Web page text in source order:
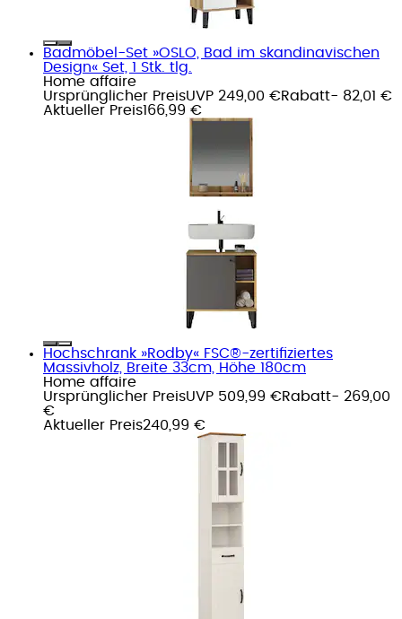
Badmöbel-Set »OSLO, Bad im skandinavischen
Design« Set, 1 Stk. tlg.
Home affaire
Ursprünglicher PreisUVP 249,00 €Rabatt- 82,01 €
Aktueller Preis166,99 €
Hochschrank »Rodby« FSC®-zertifiziertes
Massivholz, Breite 33cm, Höhe 180cm
Home affaire
Ursprünglicher PreisUVP 509,99 €Rabatt- 269,00
€
Aktueller Preis240,99 €